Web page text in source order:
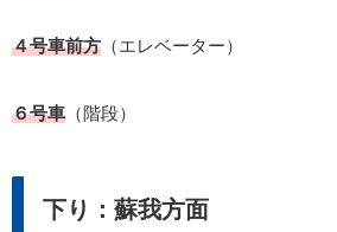
４号車前方 （エレベーター）
６号車 （階段）
下り：蘇我方面